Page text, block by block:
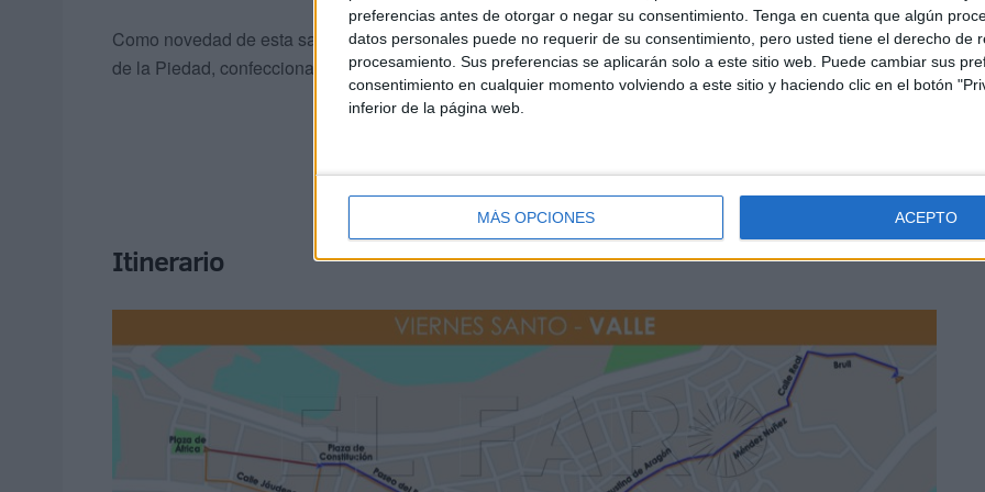
preferencias antes de otorgar o negar su consentimiento. Tenga en cuenta que algún
datos personales puede no requerir de su consentimiento, pero usted tiene el derecho de
procesamiento. Sus preferencias se aplicarán solo a este sitio web. Puede cambiar sus
consentimiento en cualquier momento volviendo a este sitio y haciendo clic en el botón
inferior de la página web.
MÁS OPCIONES ACEPTO
Como novedad de esta salida, hay que hacer referencia al estreno del nuevo pecherín de María Santíma
de la Piedad, confeccionado para la ocasión por la vestidora de la cofradía Encarnación Mercado.
Itinerario